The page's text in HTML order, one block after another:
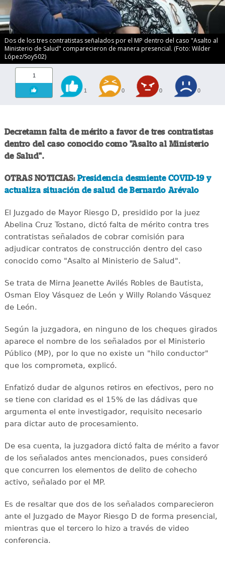
Dos de los tres contratistas señalados por el MP dentro del caso "Asalto al
Ministerio de Salud" comparecieron de manera presencial. (Foto: Wilder
López/Soy502)
1
1 0 0 0
Decretamn falta de mérito a favor de tres contratistas
dentro del caso conocido como "Asalto al Ministerio
de Salud".
OTRAS NOTICIAS: Presidencia desmiente COVID-19 y
actualiza situación de salud de Bernardo Arévalo
El Juzgado de Mayor Riesgo D, presidido por la juez
Abelina Cruz Tostano, dictó falta de mérito contra tres
contratistas señalados de cobrar comisión para
adjudicar contratos de construcción dentro del caso
conocido como "Asalto al Ministerio de Salud".
Se trata de Mirna Jeanette Avilés Robles de Bautista,
Osman Eloy Vásquez de León y Willy Rolando Vásquez
de León.
Según la juzgadora, en ninguno de los cheques girados
aparece el nombre de los señalados por el Ministerio
Público (MP), por lo que no existe un "hilo conductor"
que los comprometa, explicó.
Enfatizó dudar de algunos retiros en efectivos, pero no
se tiene con claridad es el 15% de las dádivas que
argumenta el ente investigador, requisito necesario
para dictar auto de procesamiento.
De esa cuenta, la juzgadora dictó falta de mérito a favor
de los señalados antes mencionados, pues consideró
que concurren los elementos de delito de cohecho
activo, señalado por el MP.
Es de resaltar que dos de los señalados comparecieron
ante el Juzgado de Mayor Riesgo D de forma presencial,
mientras que el tercero lo hizo a través de video
conferencia.